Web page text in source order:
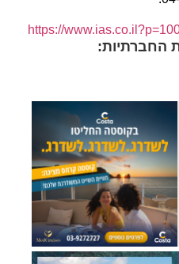
https://
החברתיות: